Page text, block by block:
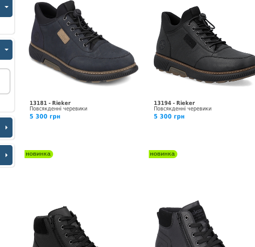
13181 - Rieker
Повсякденні черевики
5 300 грн
13194 - Rieker
Повсякденні черевики
5 300 грн